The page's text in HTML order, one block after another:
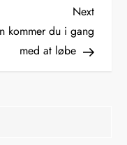
Next
Post
Next
kommer du i gang
med at løbe